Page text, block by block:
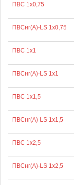
ПВС 1х0,75
ПВСнг(А)-LS 1х0,75
ПВС 1х1
ПВСнг(А)-LS 1х1
ПВС 1х1,5
ПВСнг(А)-LS 1х1,5
ПВС 1х2,5
ПВСнг(А)-LS 1х2,5